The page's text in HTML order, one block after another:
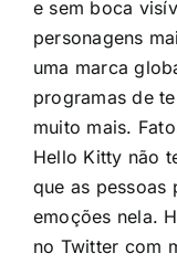
e sem boca
personagens
uma marca
programas de
muito mais.
Hello Kitty não
que as pessoas
emoções nela.
no Twitter com